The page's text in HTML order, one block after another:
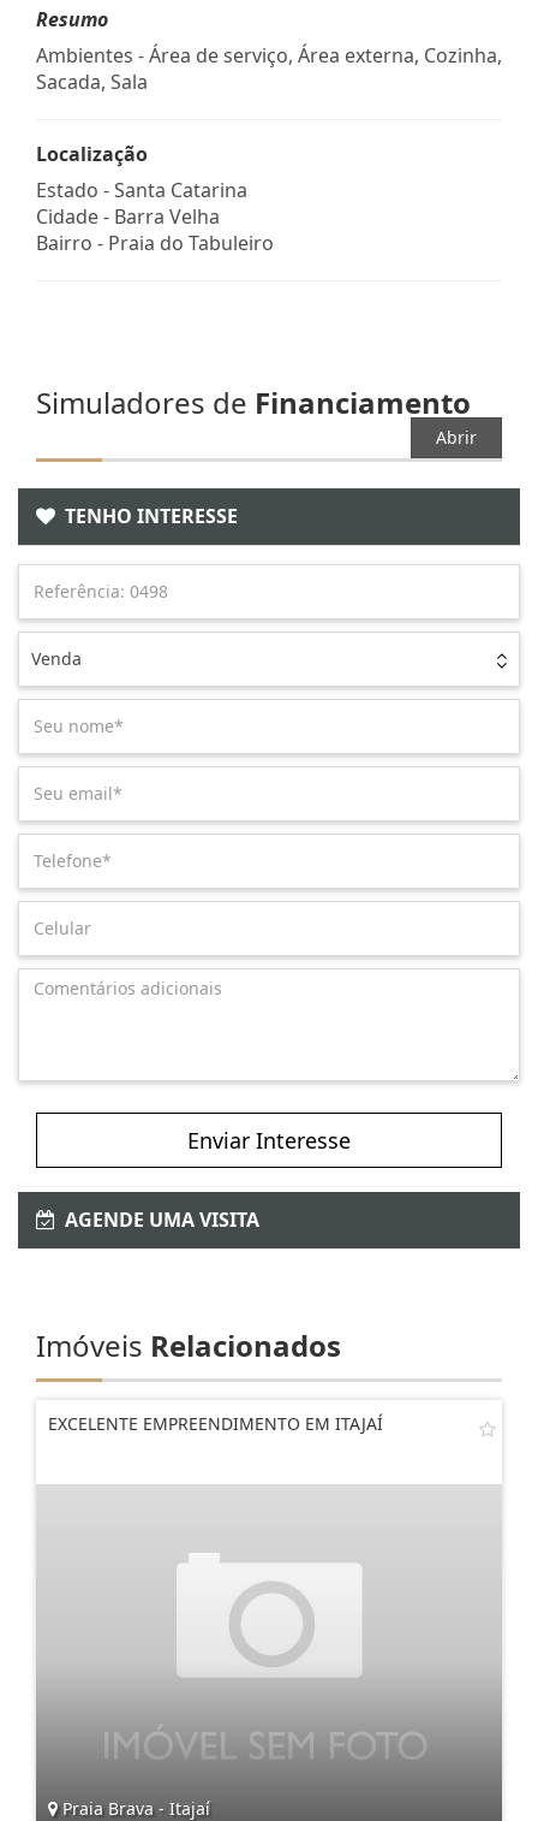
Resumo
Ambientes - Área de serviço, Área externa, Cozinha,
Sacada, Sala
Localização
Estado -Santa Catarina
Cidade - Barra Velha
Bairro - Praia do Tabuleiro
Simuladores de Financiamento
Abrir
TENHO INTERESSE
Venda
Enviar Interesse
AGENDE UMA VISITA
Imóveis Relacionados
EXCELENTE EMPREENDIMENTO EM ITAJAÍ
Praia Brava - Itajaí